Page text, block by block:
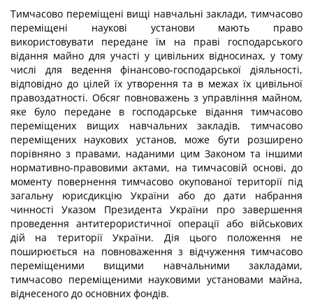
Тимчасово переміщені вищі навчальні заклади, тимчасово
переміщені наукові установи мають право
використовувати передане їм на праві господарського
відання майно для участі у цивільних відносинах, у тому
числі для ведення фінансово-господарської діяльності,
відповідно до цілей їх утворення та в межах їх цивільної
правоздатності. Обсяг повноважень з управління майном,
яке було передане в господарське відання тимчасово
переміщених вищих навчальних закладів, тимчасово
переміщених наукових установ, може бути розширено
порівняно з правами, наданими цим Законом та іншими
нормативно-правовими актами, на тимчасовій основі, до
моменту повернення тимчасово окупованої території під
загальну юрисдикцію України або до дати набрання
чинності Указом Президента України про завершення
проведення антитерористичної операції або військових
дій на території України. Дія цього положення не
поширюється на повноваження з відчуження тимчасово
переміщеними вищими навчальними закладами,
тимчасово переміщеними науковими установами майна,
віднесеного до основних фондів.